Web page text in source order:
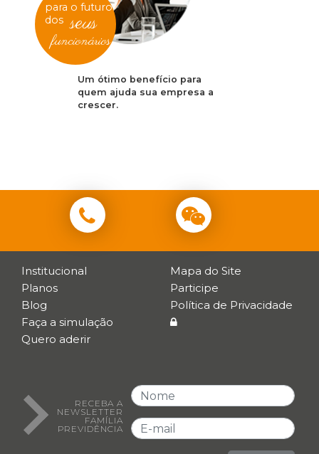
para o futuro
dos seus
funcionários
Um ótimo benefício para
quem ajuda sua empresa a
crescer.
Institucional
Planos
Blog
Faça a simulação
Quero aderir
Mapa do Site
Participe
Política de Privacidade
RECEBA A
NEWSLETTER
FAMÍLIA
PREVIDÊNCIA